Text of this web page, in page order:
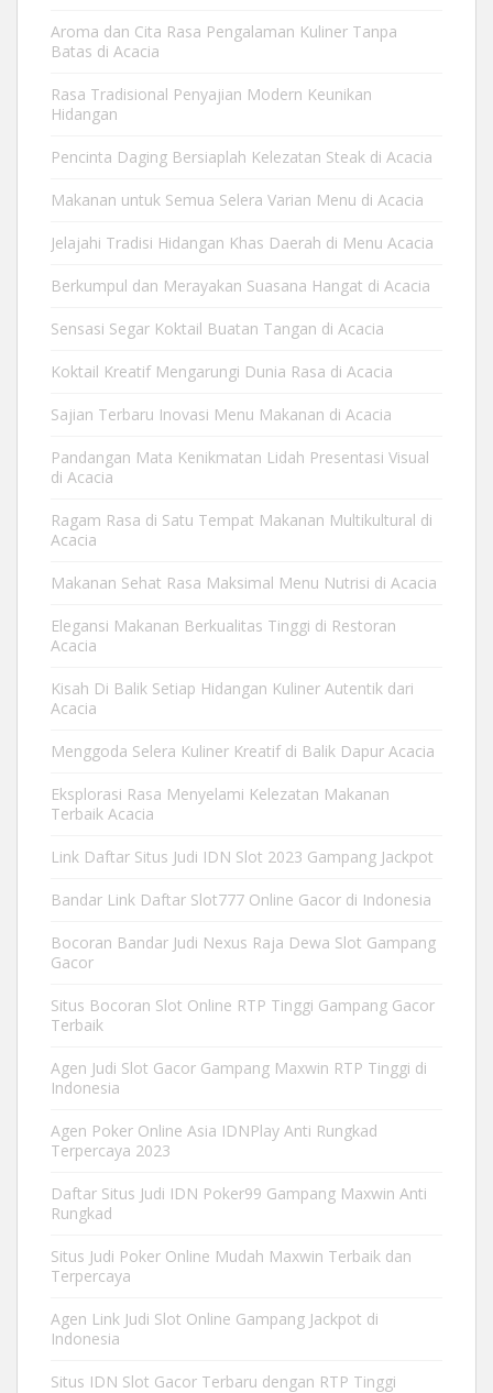
Aroma dan Cita Rasa Pengalaman Kuliner Tanpa
Batas di Acacia
Rasa Tradisional Penyajian Modern Keunikan
Hidangan
Pencinta Daging Bersiaplah Kelezatan Steak di Acacia
Makanan untuk Semua Selera Varian Menu di Acacia
Jelajahi Tradisi Hidangan Khas Daerah di Menu Acacia
Berkumpul dan Merayakan Suasana Hangat di Acacia
Sensasi Segar Koktail Buatan Tangan di Acacia
Koktail Kreatif Mengarungi Dunia Rasa di Acacia
Sajian Terbaru Inovasi Menu Makanan di Acacia
Pandangan Mata Kenikmatan Lidah Presentasi Visual
di Acacia
Ragam Rasa di Satu Tempat Makanan Multikultural di
Acacia
Makanan Sehat Rasa Maksimal Menu Nutrisi di Acacia
Elegansi Makanan Berkualitas Tinggi di Restoran
Acacia
Kisah Di Balik Setiap Hidangan Kuliner Autentik dari
Acacia
Menggoda Selera Kuliner Kreatif di Balik Dapur Acacia
Eksplorasi Rasa Menyelami Kelezatan Makanan
Terbaik Acacia
Link Daftar Situs Judi IDN Slot 2023 Gampang Jackpot
Bandar Link Daftar Slot777 Online Gacor di Indonesia
Bocoran Bandar Judi Nexus Raja Dewa Slot Gampang
Gacor
Situs Bocoran Slot Online RTP Tinggi Gampang Gacor
Terbaik
Agen Judi Slot Gacor Gampang Maxwin RTP Tinggi di
Indonesia
Agen Poker Online Asia IDNPlay Anti Rungkad
Terpercaya 2023
Daftar Situs Judi IDN Poker99 Gampang Maxwin Anti
Rungkad
Situs Judi Poker Online Mudah Maxwin Terbaik dan
Terpercaya
Agen Link Judi Slot Online Gampang Jackpot di
Indonesia
Situs IDN Slot Gacor Terbaru dengan RTP Tinggi